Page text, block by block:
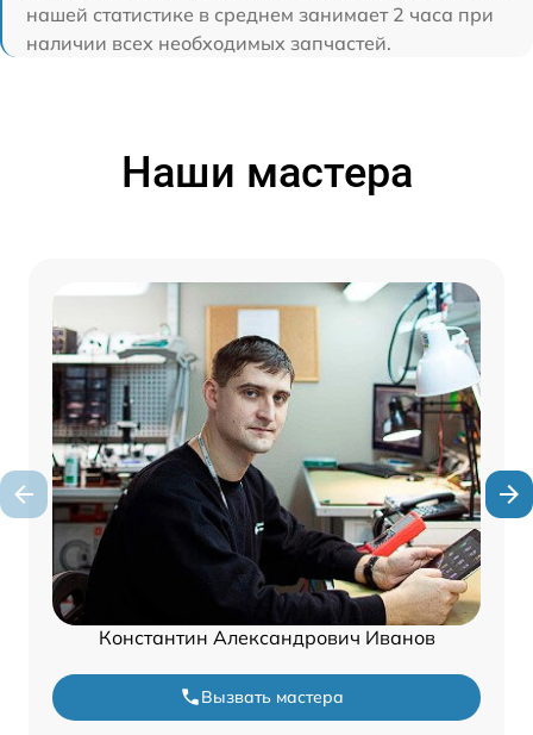
нашей статистике в среднем занимает 2 часа при
наличии всех необходимых запчастей.
Наши мастера
Константин Александрович Иванов
Вызвать мастера